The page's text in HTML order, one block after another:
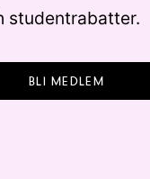
studentrabatter.
BLI MEDLEM